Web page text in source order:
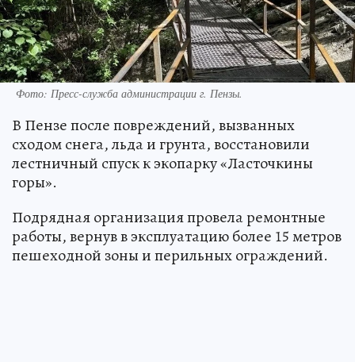
Фото: Пресс-служба администрации г. Пензы.
В Пензе после повреждений, вызванных
сходом снега, льда и грунта, восстановили
лестничный спуск к экопарку «Ласточкины
горы».
Подрядная организация провела ремонтные
работы, вернув в эксплуатацию более 15 метров
пешеходной зоны и перильных ограждений.